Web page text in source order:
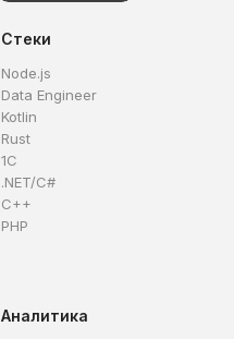
Стеки
Node.js
Data Engineer
Kotlin
Rust
1C
.NET/C#
C++
PHP
Аналитика